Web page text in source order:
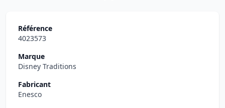
Référence
4023573
Marque
Disney Traditions
Fabricant
Enesco